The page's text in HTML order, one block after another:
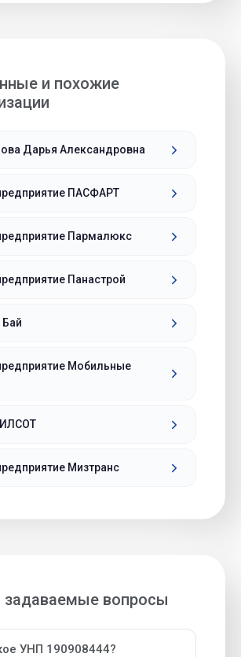
и похожие
Дарья Александровна
ПАСФАРТ
Пармалюкс
Панастрой
Мобильные
Мизтранс
задаваемые вопросы
УНП 190908444?